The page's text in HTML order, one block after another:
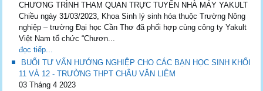
CHƯƠNG TRÌNH THAM QUAN TRỰC TUYẾN NHÀ MÁY YAKULT
Chiều ngày 31/03/2023, Khoa Sinh lý sinh hóa thuộc Trường Nông
nghiệp – trường Đại học Cần Thơ đã phối hợp cùng công ty Yakult
Việt Nam tổ chức “Chươn...
đọc tiếp...
BUỔI TƯ VẤN HƯỚNG NGHIỆP CHO CÁC BẠN HỌC SINH KHỐI
11 VÀ 12 - TRƯỜNG THPT CHÂU VĂN LIÊM
03 Tháng 4 2023